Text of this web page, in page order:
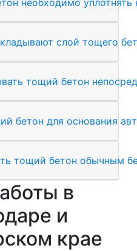
слой тощего
тощий бетон
бетон для основания
тощий бетон обычным
в
и
крае